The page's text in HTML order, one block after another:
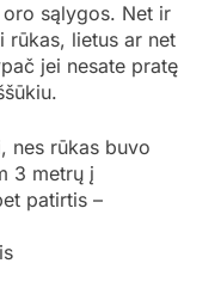
oro sąlygos. Net ir
rūkas, lietus ar net
jei nesate pratę
nes rūkas buvo
3 metrų į
patirtis –